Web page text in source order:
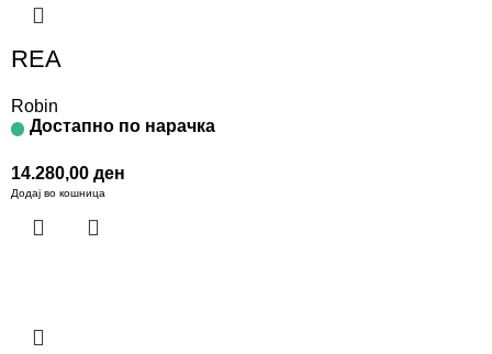
REA
Robin
Достапно по нарачка
14.280,00 ден
Додај во кошница